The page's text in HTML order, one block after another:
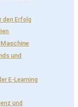
den Erfolg
und
E-Learning
und